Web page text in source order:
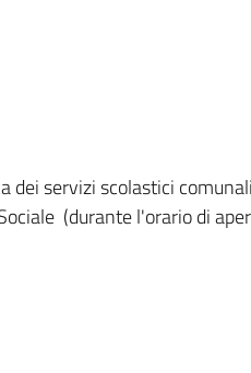
dei servizi scolastici
(durante l'orario di